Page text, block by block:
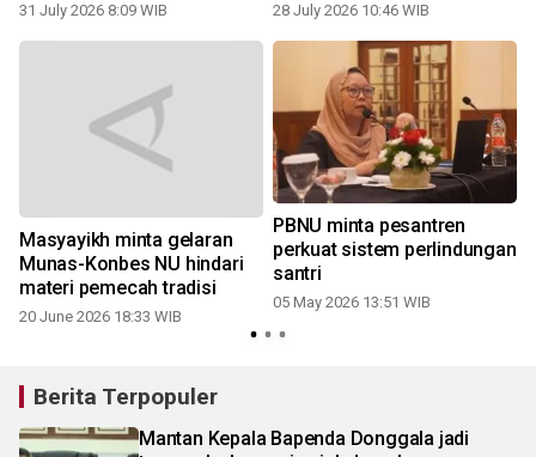
31 July 2026 8:09 WIB 28 July 2026 10:46 WIB
Masyayikh minta gelaran
Munas-Konbes NU hindari
materi pemecah tradisi
20 June 2026 18:33 WIB
PBNU minta pesantren
perkuat sistem perlindungan
santri
05 May 2026 13:51 WIB
Berita Terpopuler
Mantan Kepala Bapenda Donggala jadi